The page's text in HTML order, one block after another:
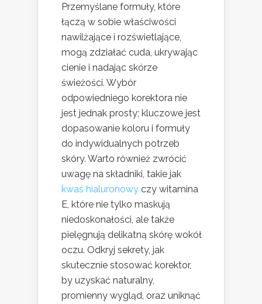
Przemyślane formuły, które
łączą w sobie właściwości
nawilżające i rozświetlające,
mogą zdziałać cuda, ukrywając
cienie i nadając skórze
świeżości. Wybór
odpowiedniego korektora nie
jest jednak prosty; kluczowe jest
dopasowanie koloru i formuły
do indywidualnych potrzeb
skóry. Warto również zwrócić
uwagę na składniki, takie jak
kwas hialuronowy czy witamina
E, które nie tylko maskują
niedoskonałości, ale także
pielęgnują delikatną skórę wokół
oczu. Odkryj sekrety, jak
skutecznie stosować korektor,
by uzyskać naturalny,
promienny wygląd, oraz uniknąć